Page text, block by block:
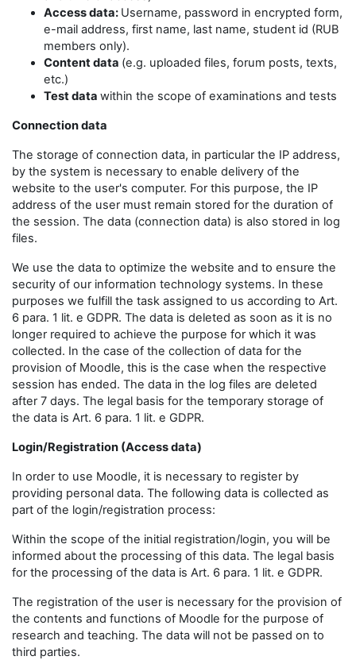
Access data: Username, password in encrypted form,
e-mail address, first name, last name, student id (RUB
members only).
Content data (e.g. uploaded files, forum posts, texts,
etc.)
Test data within the scope of examinations and tests
Connection data
The storage of connection data, in particular the IP address,
by the system is necessary to enable delivery of the
website to the user's computer. For this purpose, the IP
address of the user must remain stored for the duration of
the session. The data (connection data) is also stored in log
files.
We use the data to optimize the website and to ensure the
security of our information technology systems. In these
purposes we fulfill the task assigned to us according to Art.
6 para. 1 lit. e GDPR. The data is deleted as soon as it is no
longer required to achieve the purpose for which it was
collected. In the case of the collection of data for the
provision of Moodle, this is the case when the respective
session has ended. The data in the log files are deleted
after 7 days. The legal basis for the temporary storage of
the data is Art. 6 para. 1 lit. e GDPR.
Login/Registration (Access data)
In order to use Moodle, it is necessary to register by
providing personal data. The following data is collected as
part of the login/registration process:
Within the scope of the initial registration/login, you will be
informed about the processing of this data. The legal basis
for the processing of the data is Art. 6 para. 1 lit. e GDPR.
The registration of the user is necessary for the provision of
the contents and functions of Moodle for the purpose of
research and teaching. The data will not be passed on to
third parties.